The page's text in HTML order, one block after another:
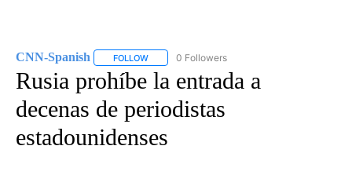
CNN-Spanish FOLLOW FOLLOW "CNN-SPANISH" TO RECEIVE
0 Followers
Rusia prohíbe la entrada a
decenas de periodistas
estadounidenses